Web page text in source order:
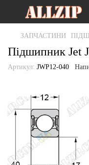
ЗАПЧАСТИНИ
Підшипник Jet
Артикул: JWP12-040